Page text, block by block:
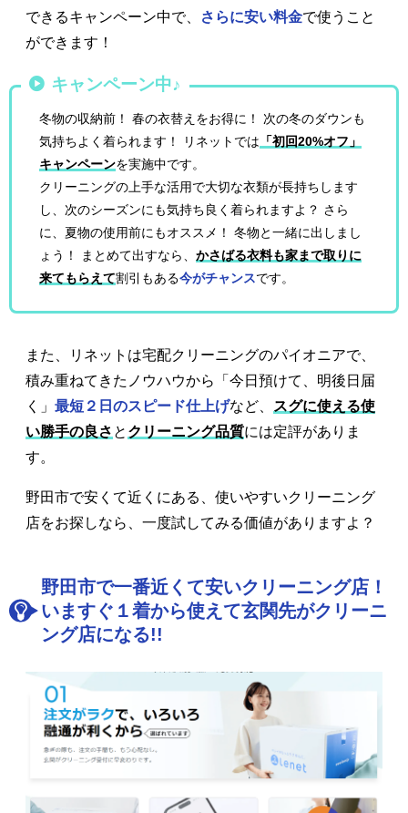
できるキャンペーン中で、
さらに安い料金で使うこと
ができます！
キャンペーン中♪
冬物の収納前！ 春の衣替えをお得に！ 次の冬のダウンも
気持ちよく着られます！ リネットでは 「初回20%オフ」
キャンペーンを実施中です。
クリーニングの上手な活用で大切な衣類が長持ちします
し、次のシーズンにも気持ち良く着られますよ？ さら
に、夏物の使用前にもオススメ！ 冬物と一緒に出しまし
ょう！ まとめて出すなら、かさばる衣料も家まで取りに
来てもらえて割引もある今がチャンスです。
また、リネットは宅配クリーニングのパイオニアで、
積み重ねてきたノウハウから「今日預けて、明後日届
く」 最短２日のスピード仕上げなど、
スグに使える使
い勝手の良さ と クリーニング品質には定評がありま
す。
野田市で安くて近くにある、使いやすいクリーニング
店をお探しなら、一度試してみる価値がありますよ？
野田市で一番近くて安いクリーニング店！
いますぐ１着から使えて玄関先がクリーニ
ング店になる!!